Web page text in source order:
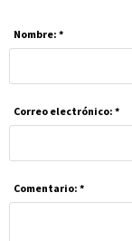
Nombre: *
Correo electrónico: *
Comentario: *